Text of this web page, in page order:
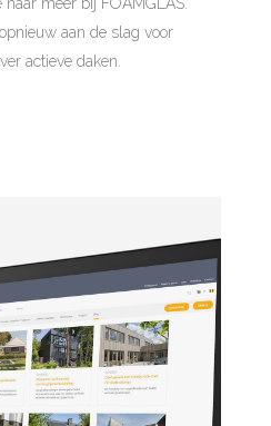
aan de slag voor
actieve daken.